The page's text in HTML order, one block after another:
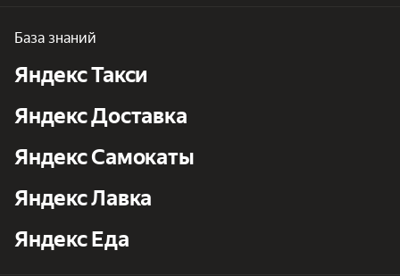
База знаний
Яндекс Такси
Яндекс Доставка
Яндекс Самокаты
Яндекс Лавка
Яндекс Еда